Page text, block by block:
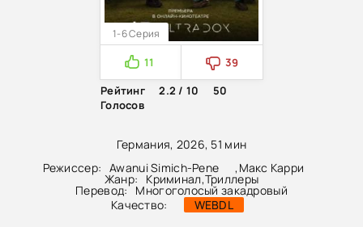
Германия, 2026, 51 мин
Режиссер: Awanui Simich-Pene , Макс Карри
Жанр: Криминал,Триллеры
Перевод:
Многоголосый закадровый
Качество:
WEBDL
1-6 Серия
11
39
Рейтинг
2.2 / 10
50
Голосов